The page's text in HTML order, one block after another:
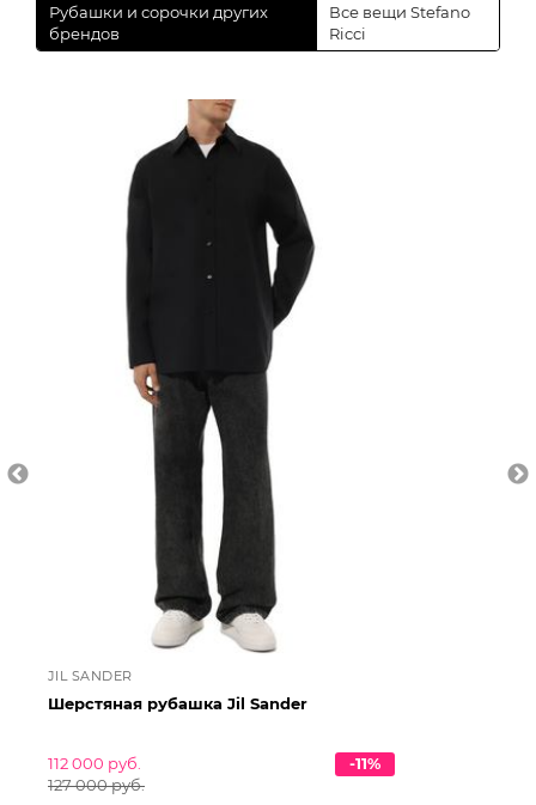
Рубашки и сорочки других
брендов
Все вещи Stefano
Ricci
JIL SANDER
Шерстяная рубашка Jil Sander
112 000 руб.
127 000 руб.
-11%